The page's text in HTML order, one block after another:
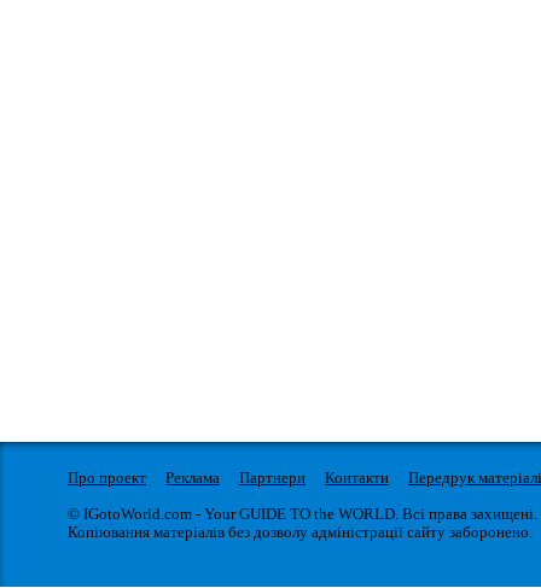
Про проект Реклама Партнери Контакти
Передрук
© IGotoWorld.com - Your GUIDE TO the WORLD. Всі права захищені.
Копіювання матеріалів без дозволу адміністрації сайту заборонено.